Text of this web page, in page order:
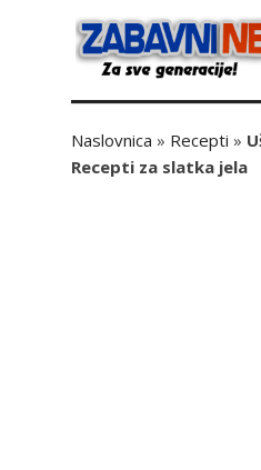
Naslovnica » Recepti »
Recepti za slatka jela